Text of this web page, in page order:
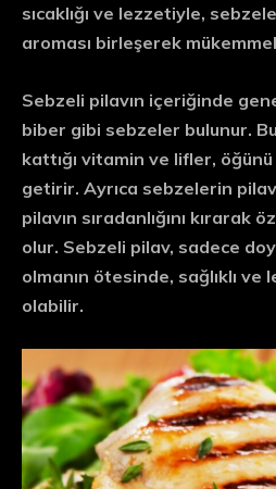
sıcaklığı ve lezzetiyle,
aroması birleşerek
Sebzeli pilavın içeriğinde
biber gibi sebzeler bulunur.
kattığı vitamin ve lifler, öğünü
getirir. Ayrıca sebzelerin
pilavın sıradanlığını kırarak
olur. Sebzeli pilav, sadece
olmanın ötesinde, sağlıklı
olabilir.